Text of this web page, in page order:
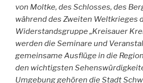
von Moltke, des Schlosses, des
während des Zweiten Weltkrieges
Widerstandsgruppe „Kreisauer
werden die Seminare und
gemeinsame Ausflüge in die
den wichtigsten
Umgebung gehören die Stadt